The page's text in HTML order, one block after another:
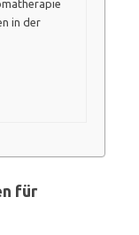
in der
für